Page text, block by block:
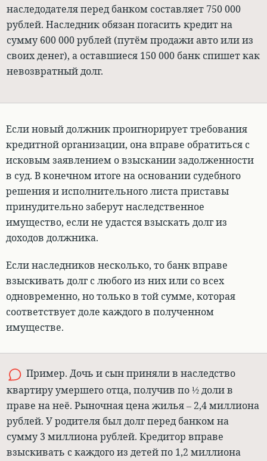
наследодателя перед банком составляет 750 000
рублей. Наследник обязан погасить кредит на
сумму 600 000 рублей (путём продажи авто или из
своих денег), а оставшиеся 150 000 банк спишет как
невозвратный долг.
Если новый должник проигнорирует требования
кредитной организации, она вправе обратиться с
исковым заявлением о взыскании задолженности
в суд. В конечном итоге на основании судебного
решения и исполнительного листа приставы
принудительно заберут наследственное
имущество, если не удастся взыскать долг из
доходов должника.
Если наследников несколько, то банк вправе
взыскивать долг с любого из них или со всех
одновременно, но только в той сумме, которая
соответствует доле каждого в полученном
имуществе.
Пример. Дочь и сын приняли в наследство
квартиру умершего отца, получив по ½ доли в
праве на неё. Рыночная цена жилья – 2,4 миллиона
рублей. У родителя был долг перед банком на
сумму 3 миллиона рублей. Кредитор вправе
взыскивать с каждого из детей по 1,2 миллиона